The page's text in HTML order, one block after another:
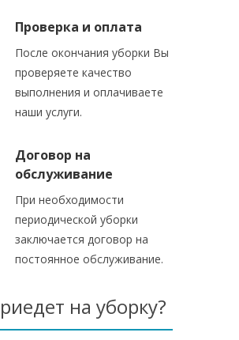
Проверка и оплата
После окончания уборки Вы
проверяете качество
выполнения и оплачиваете
наши услуги.
Договор на
обслуживание
При необходимости
периодической уборки
заключается договор на
постоянное обслуживание.
на уборку?